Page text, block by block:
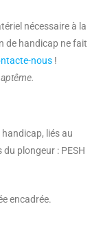
nécessaire à la
de handicap ne fait
nous !
liés au
plongeur : PESH
encadrée.